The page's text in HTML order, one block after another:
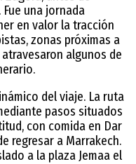
una jornada
en valor la tracción
zonas próximas a
algunos de
del viaje. La ruta
pasos situados
con comida en Dar
regresar a Marrakech.
a la plaza Jemaa el